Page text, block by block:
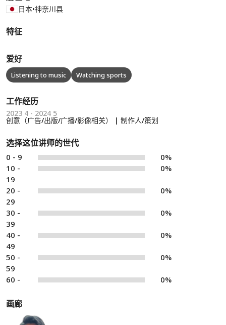
日本•神奈川县
特征
爱好
Listening to music Watching sports
工作经历
2023 4 - 2024 5
创意（广告/出版/广播/影像相关） | 制作人/策划
选择这位讲师的世代
0 - 9
0%
10 -
19
0%
20 -
29
0%
30 -
39
0%
40 -
49
0%
50 -
59
0%
60 - 0%
画廊